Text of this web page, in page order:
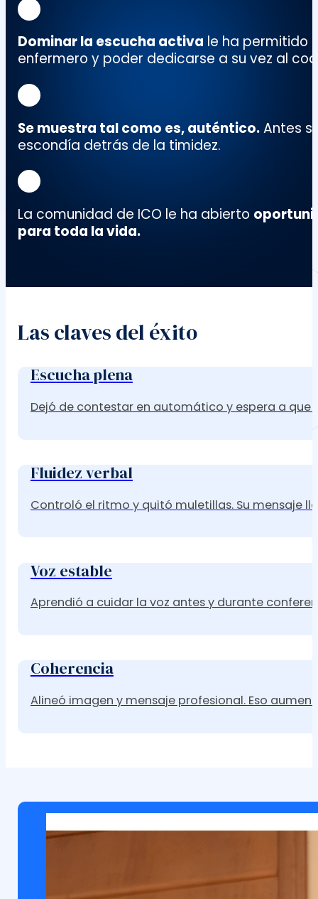
Dominar la escucha activa le ha permitido
enfermero y poder dedicarse a su vez al
Se muestra tal como es, auténtico.Antes
escondía detrás de la timidez.
La comunidad de ICO le ha abierto
para toda la vida.
Las claves del éxito
Escucha plena
Dejó de contestar en automático y espera a que
Fluidez verbal
Controló el ritmo y quitó muletillas. Su mensaje
Voz estable
Aprendió a cuidar la voz antes y durante
Coherencia
Alineó imagen y mensaje profesional. Eso